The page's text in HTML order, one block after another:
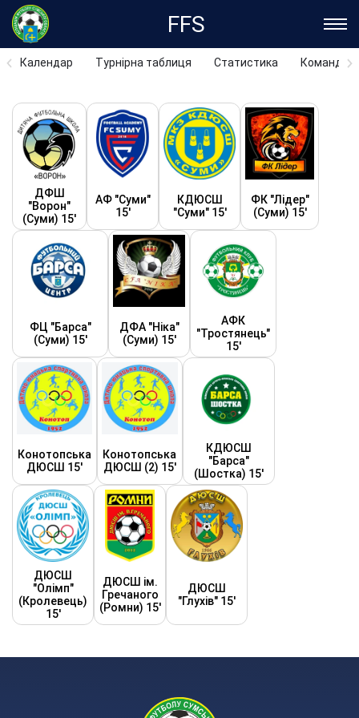
FFS
Календар Турнірна таблиця Статистика Команди
ДФШ
"Ворон"
(Суми) 15'
АФ "Суми"
15'
КДЮСШ
"Суми" 15'
ФК "Лідер"
(Суми) 15'
ФЦ "Барса"
(Суми) 15'
ДФА "Ніка"
(Суми) 15'
АФК
"Тростянець"
15'
Конотопська
ДЮСШ 15'
Конотопська
ДЮСШ (2) 15'
КДЮСШ
"Барса"
(Шостка) 15'
ДЮСШ
"Олімп"
(Кролевець)
15'
ДЮСШ ім.
Гречаного
(Ромни) 15'
ДЮСШ
"Глухів" 15'